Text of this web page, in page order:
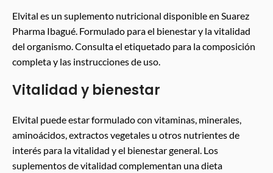
Elvital es un suplemento nutricional disponible en Suarez
Pharma Ibagué. Formulado para el bienestar y la vitalidad
del organismo. Consulta el etiquetado para la composición
completa y las instrucciones de uso.
Vitalidad y bienestar
Elvital puede estar formulado con vitaminas, minerales,
aminoácidos, extractos vegetales u otros nutrientes de
interés para la vitalidad y el bienestar general. Los
suplementos de vitalidad complementan una dieta